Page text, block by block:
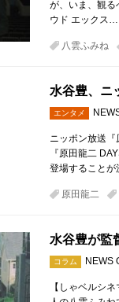
が、いま、観る
ウド エックス…
八雲ふみね
水谷豊、ニ
エンタメ
ニッポン放送
『原田龍二
登場すること
原田龍二
水谷豊が監
コラム NEWS
【しゃベルシ